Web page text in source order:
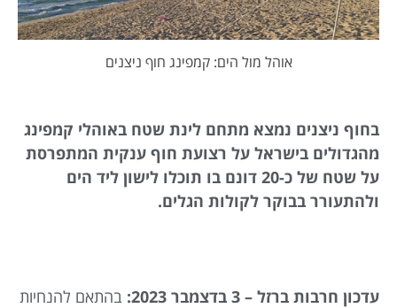
אוהל מול הים: קמפינג חוף ניצנים
בחוף ניצנים נמצא מתחם לינת שטח באוהלי קמפינג
מהגדולים בישראל על רצועת חוף ענקית המתפרסת
על שטח של כ-20 דונם בו תוכלו לישון ליד הים
ולהתעורר בבוקר לקולות הגלים.
עדכון חרבות ברזל – 3 בדצמבר 2023:
בהתאם להנחיות